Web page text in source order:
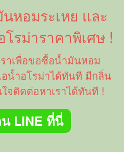
เครื่องพ่นอโรม่าซื้อแบบไหนถึงจะ
ดี
วิธีการเลือกเครื่องพ่นไอน้ำอโรม่
าให้เหมาะสมกับคุณ
7 คุณประโยชน์ของการใช้น้ำมัน
หอมระเหยกับเครื่องพ่นไอน้ำอ
หอมระเหย และ
รม่าราคาพิเศษ !
าเพื่อขอซื้อน้ำมันหอม
อน้ำอโรม่าได้ทันที มีกลิ่น
จติดต่อหาเราได้ทันที !
LINE ที่นี่